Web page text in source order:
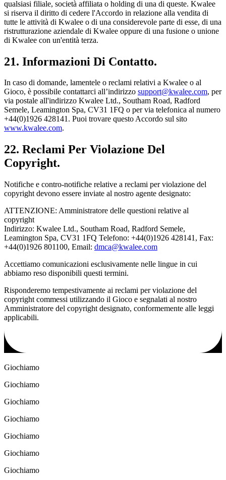
qualsiasi filiale, società affiliata o holding di una di queste. Kwalee
si riserva il diritto di cedere l'Accordo in relazione alla vendita di
tutte le attività di Kwalee o di una considerevole parte di esse, di una
ristrutturazione aziendale di Kwalee oppure di una fusione o unione
di Kwalee con un'entità terza.
21. Informazioni Di Contatto.
In caso di domande, lamentele o reclami relativi a Kwalee o al
Gioco, è possibile contattarci all’indirizzo support@kwalee.com, per
via postale all'indirizzo Kwalee Ltd., Southam Road, Radford
Semele, Leamington Spa, CV31 1FQ o per via telefonica al numero
+44(0)1926 428141. Puoi trovare questo Accordo sul sito
www.kwalee.com.
22. Reclami Per Violazione Del
Copyright.
Notifiche e contro-notifiche relative a reclami per violazione del
copyright devono essere inviate al nostro agente designato:
ATTENZIONE: Amministratore delle questioni relative al
copyright
Indirizzo: Kwalee Ltd., Southam Road, Radford Semele,
Leamington Spa, CV31 1FQ Telefono: +44(0)1926 428141, Fax:
+44(0)1926 801100, Email: dmca@kwalee.com
Accettiamo comunicazioni esclusivamente nelle lingue in cui
abbiamo reso disponibili questi termini.
Risponderemo tempestivamente ai reclami per violazione del
copyright commessi utilizzando il Gioco e segnalati al nostro
Amministratore del copyright designato, conformemente alle leggi
applicabili.
Giochiamo
Giochiamo
Giochiamo
Giochiamo
Giochiamo
Giochiamo
Giochiamo